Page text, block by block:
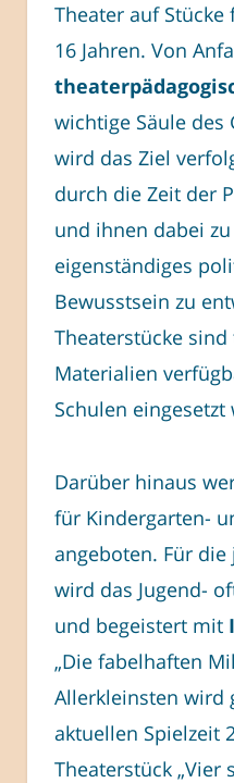
Theater auf Stücke
16 Jahren. Von
wichtige Säule des
wird das Ziel
durch die Zeit der
und ihnen dabei
eigenständiges
Bewusstsein zu
Theaterstücke
Materialien
Schulen eingesetzt
Darüber hinaus
für Kindergarten-
angeboten. Für
wird das Jugend-
und begeistert mit
„Die fabelhaften
Allerkleinsten wird
aktuellen Spielzeit
Theaterstück „Vier